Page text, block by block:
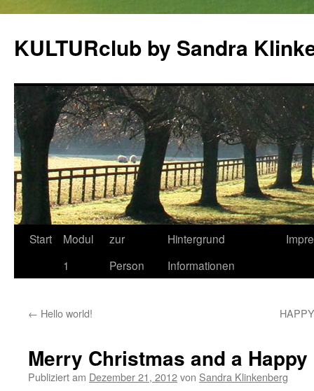
KULTURclub by Sandra
Zum
Start
Modul
1
zur
Person
Hintergrund
Informationen
← Hello world!
Merry Christmas and a Happy
Publiziert am Dezember 21, 2012von Sandra Klinkenberg